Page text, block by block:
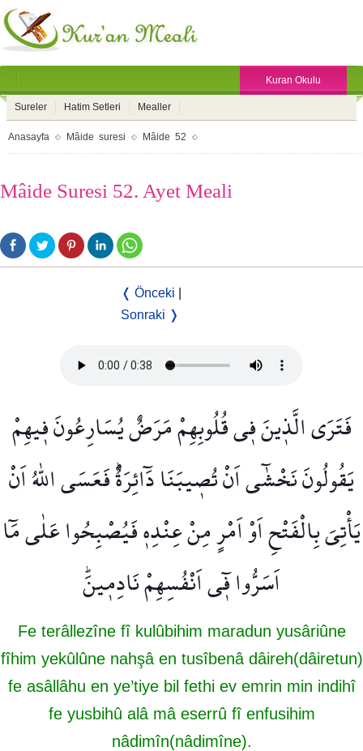
Kuran Okulu
Sureler Hatim Setleri Mealler
Anasayfa Mâide suresi Mâide 52
Mâide Suresi 52. Ayet Meali
❬ Önceki
Sonraki ❭
فَتَرَى الَّذ۪ينَ ف۪ي قُلُوبِهِمْ مَرَضٌ يُسَارِعُونَ ف۪يهِمْ
يَقُولُونَ نَخْشٰٓى اَنْ تُص۪يبَنَا دَٓائِرَةٌۜ فَعَسَى اللّٰهُ اَنْ
يَأْتِيَ بِالْفَتْحِ اَوْ اَمْرٍ مِنْ عِنْدِه۪ فَيُصْبِحُوا عَلٰى مَٓا
اَسَرُّوا ف۪ٓي اَنْفُسِهِمْ نَادِم۪ينَۜ
Fe terâllezîne fî kulûbihim maradun yusâriûne
fîhim yekûlûne nahşâ en tusîbenâ dâireh(dâiretun)
fe asâllâhu en ye’tiye bil fethi ev emrin min indihî
fe yusbihû alâ mâ eserrû fî enfusihim
nâdimîn(nâdimîne).